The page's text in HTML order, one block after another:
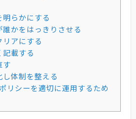
らかにする
かをはっきりさせる
リアにする
記載する
す
体制を整える
リシーを適切に運用するため